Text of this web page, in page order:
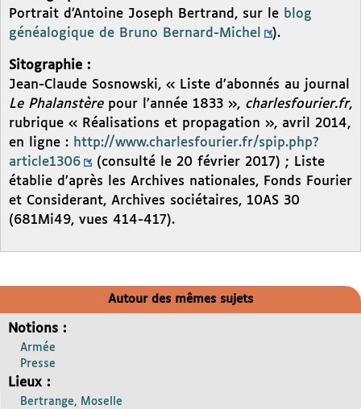
Portrait d’Antoine Joseph Bertrand, sur le blog
généalogique de Bruno Bernard-Michel
).
Sitographie :
Jean-Claude Sosnowski, « Liste d’abonnés au journal
Le Phalanstèrepour l’année 1833 », charlesfourier.fr,
rubrique « Réalisations et propagation », avril 2014,
en ligne : http://www.charlesfourier.fr/spip.php?
article1306
(consulté le 20 février 2017) ; Liste
établie d’après les Archives nationales, Fonds Fourier
et Considerant, Archives sociétaires, 10AS 30
(681Mi49, vues 414-417).
Autour des mêmes sujets
Notions :
Armée
Presse
Lieux :
Bertrange, Moselle